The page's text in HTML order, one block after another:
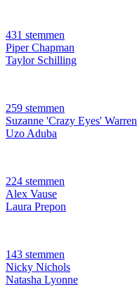
431 stemmen
Piper Chapman
Taylor Schilling
259 stemmen
Suzanne 'Crazy Eyes' Warren
Uzo Aduba
224 stemmen
Alex Vause
Laura Prepon
143 stemmen
Nicky Nichols
Natasha Lyonne